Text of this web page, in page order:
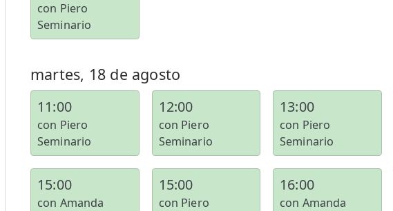
con Piero
Seminario
martes, 18 de agosto
11:00
con Piero
Seminario
12:00
con Piero
Seminario
13:00
con Piero
Seminario
15:00
con Amanda
15:00
con Piero
16:00
con Amanda